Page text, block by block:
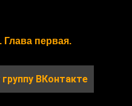
первая.
группу ВКонтакте